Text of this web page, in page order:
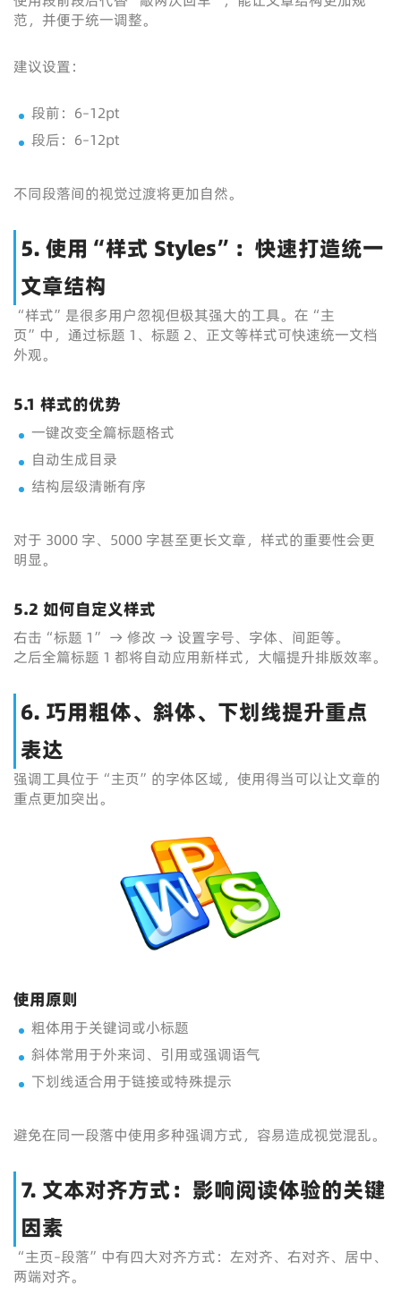
范，并便于统一调整。
建议设置：
段前：6–12pt
段后：6–12pt
不同段落间的视觉过渡将更加自然。
5. 使用“样式 Styles”：快速打造统一
文章结构
“样式”是很多用户忽视但极其强大的工具。在“主
页”中，通过标题 1、标题 2、正文等样式可快速统一文档
外观。
5.1 样式的优势
一键改变全篇标题格式
自动生成目录
结构层级清晰有序
对于 3000 字、5000 字甚至更长文章，样式的重要性会更
明显。
5.2 如何自定义样式
右击“标题 1” → 修改 → 设置字号、字体、间距等。
之后全篇标题 1 都将自动应用新样式，大幅提升排版效率。
6. 巧用粗体、斜体、下划线提升重点
表达
强调工具位于“主页”的字体区域，使用得当可以让文章的
重点更加突出。
使用原则
粗体用于关键词或小标题
斜体常用于外来词、引用或强调语气
下划线适合用于链接或特殊提示
避免在同一段落中使用多种强调方式，容易造成视觉混乱。
7. 文本对齐方式：影响阅读体验的关键
因素
“主页–段落”中有四大对齐方式：左对齐、右对齐、居中、
两端对齐。